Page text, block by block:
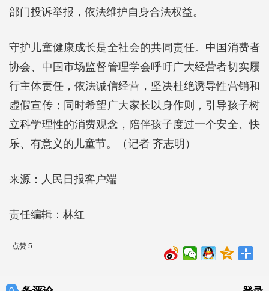
部门投诉举报，依法维护自身合法权益。
守护儿童健康成长是全社会的共同责任。中国消费者
协会、中国市场监督管理学会呼吁广大经营者切实履
行主体责任，依法诚信经营，坚决杜绝诱导性营销和
虚假宣传；同时希望广大家长以身作则，引导孩子树
立科学理性的消费观念，陪伴孩子度过一个安全、快
乐、有意义的儿童节。（记者 齐志明）
来源：人民日报客户端
责任编辑：林红
点赞 5